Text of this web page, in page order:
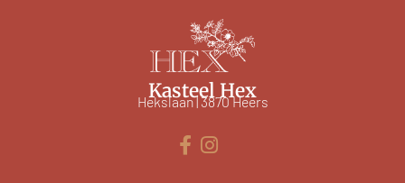
Kasteel Hex
Hekslaan | 3870 Heers